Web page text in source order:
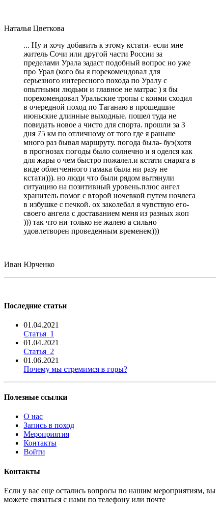
Наталья Цветкова
... Ну и хочу добавить к этому кстати- если мне
житель Сочи или другой части России за
пределами Урала задаст подобный вопрос но уже
про Урал (кого бы я порекомендовал для
серьезного интересного похода по Уралу с
опытными людьми и главное не матрас ) я бы
порекомендовал Уральские тропы с коими сходил
в очередной поход по Таганаю в прошедшие
июньские длинные выходные. пошел туда не
повидать новое а чисто для спорта. прошли за 3
дня 75 км по отличному от того где я раньше
много раз бывал маршруту. погода была- буэ(хотя
в прогнозах погоды было солнечно и я оделся как
для жары о чем быстро пожалел.и кстати снаряга в
виде облегченного гамака была ни разу не
кстати))). но люди что были рядом вытянули
ситуацию на позитивный уровень.плюс ангел
хранитель помог с второй ночевкой путем ночлега
в избушке с печкой. ох заколебал я чувствую его-
своего ангела с доставанием меня из разных жоп
))) так что ни только не жалею а сильно
удовлетворен проведенным временем)))
Иван Юрченко
Последние статьи
01.04.2021
Статья_1
01.04.2021
Статья_2
01.06.2021
Почему мы стремимся в горы?
Полезные ссылки
О нас
Запись в поход
Мероприятия
Контакты
Войти
Контакты
Если у вас еще остались вопросы по нашим мероприятиям, вы
можете связаться с нами по телефону или почте